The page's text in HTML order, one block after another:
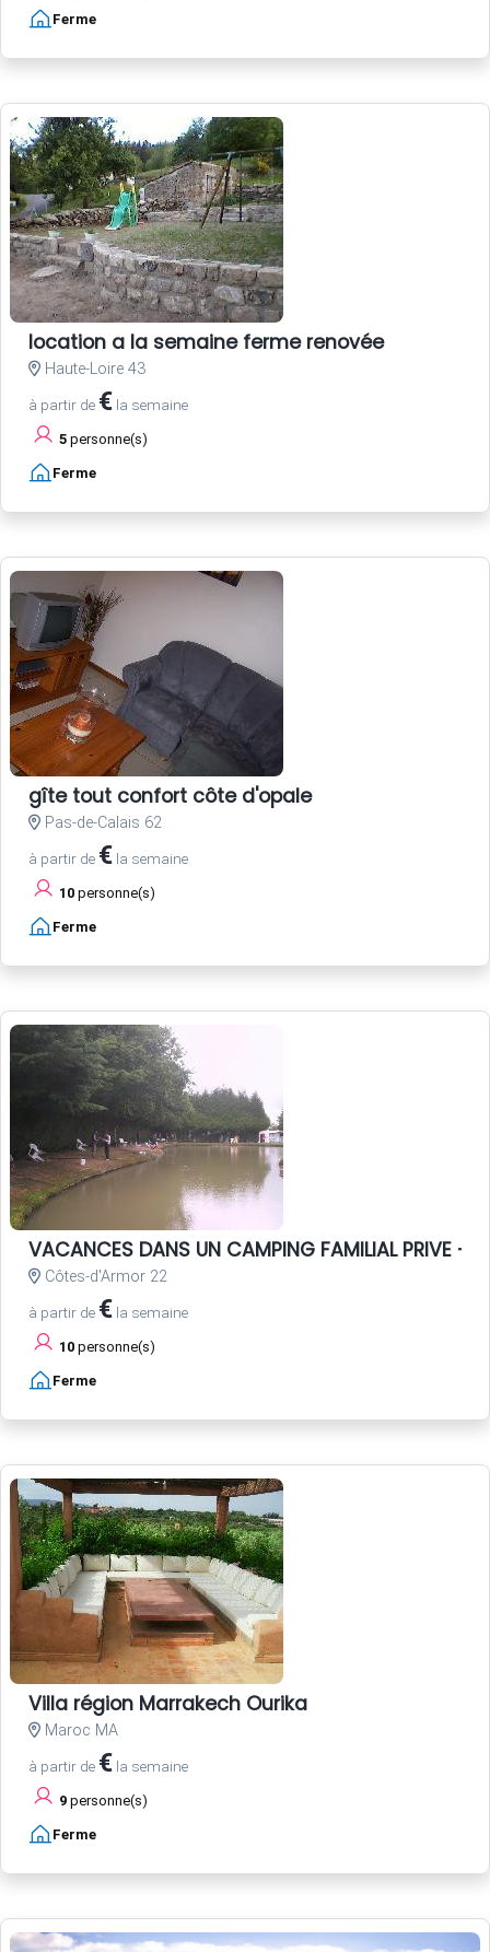
Ferme
location a la semaine ferme renovée
Haute-Loire 43
à partir de € la semaine
5 personne(s)
Ferme
gîte tout confort côte d'opale
Pas-de-Calais 62
à partir de € la semaine
10 personne(s)
Ferme
VACANCES DANS UN CAMPING FAMILIAL PRIVE -
Côtes-d'Armor 22
à partir de € la semaine
10 personne(s)
Ferme
Villa région Marrakech Ourika
Maroc MA
à partir de € la semaine
9 personne(s)
Ferme